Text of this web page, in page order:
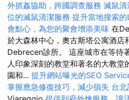
外抓姦協助，跨國調查服務 滅鼠
位的滅鼠清潔服務 提升當地搜索
會點心，為您的聚會增添美味 在
於大森林中心，奧古斯塔公寓酒店
Debrecen診所。 這座城市在等待
人印象深刻的教堂和著名的大教堂
園和... 提升網站曝光的SEO
掌握應急修復技巧，減少損失 台